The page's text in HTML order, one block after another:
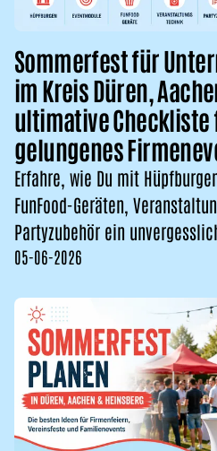
Sommerfest für
im Kreis Düren,
ultimative Checkliste
gelungenes
Erfahre, wie Du mit
FunFood-Geräten,
Partyzubehör ein
organisierst.
05-06-2026